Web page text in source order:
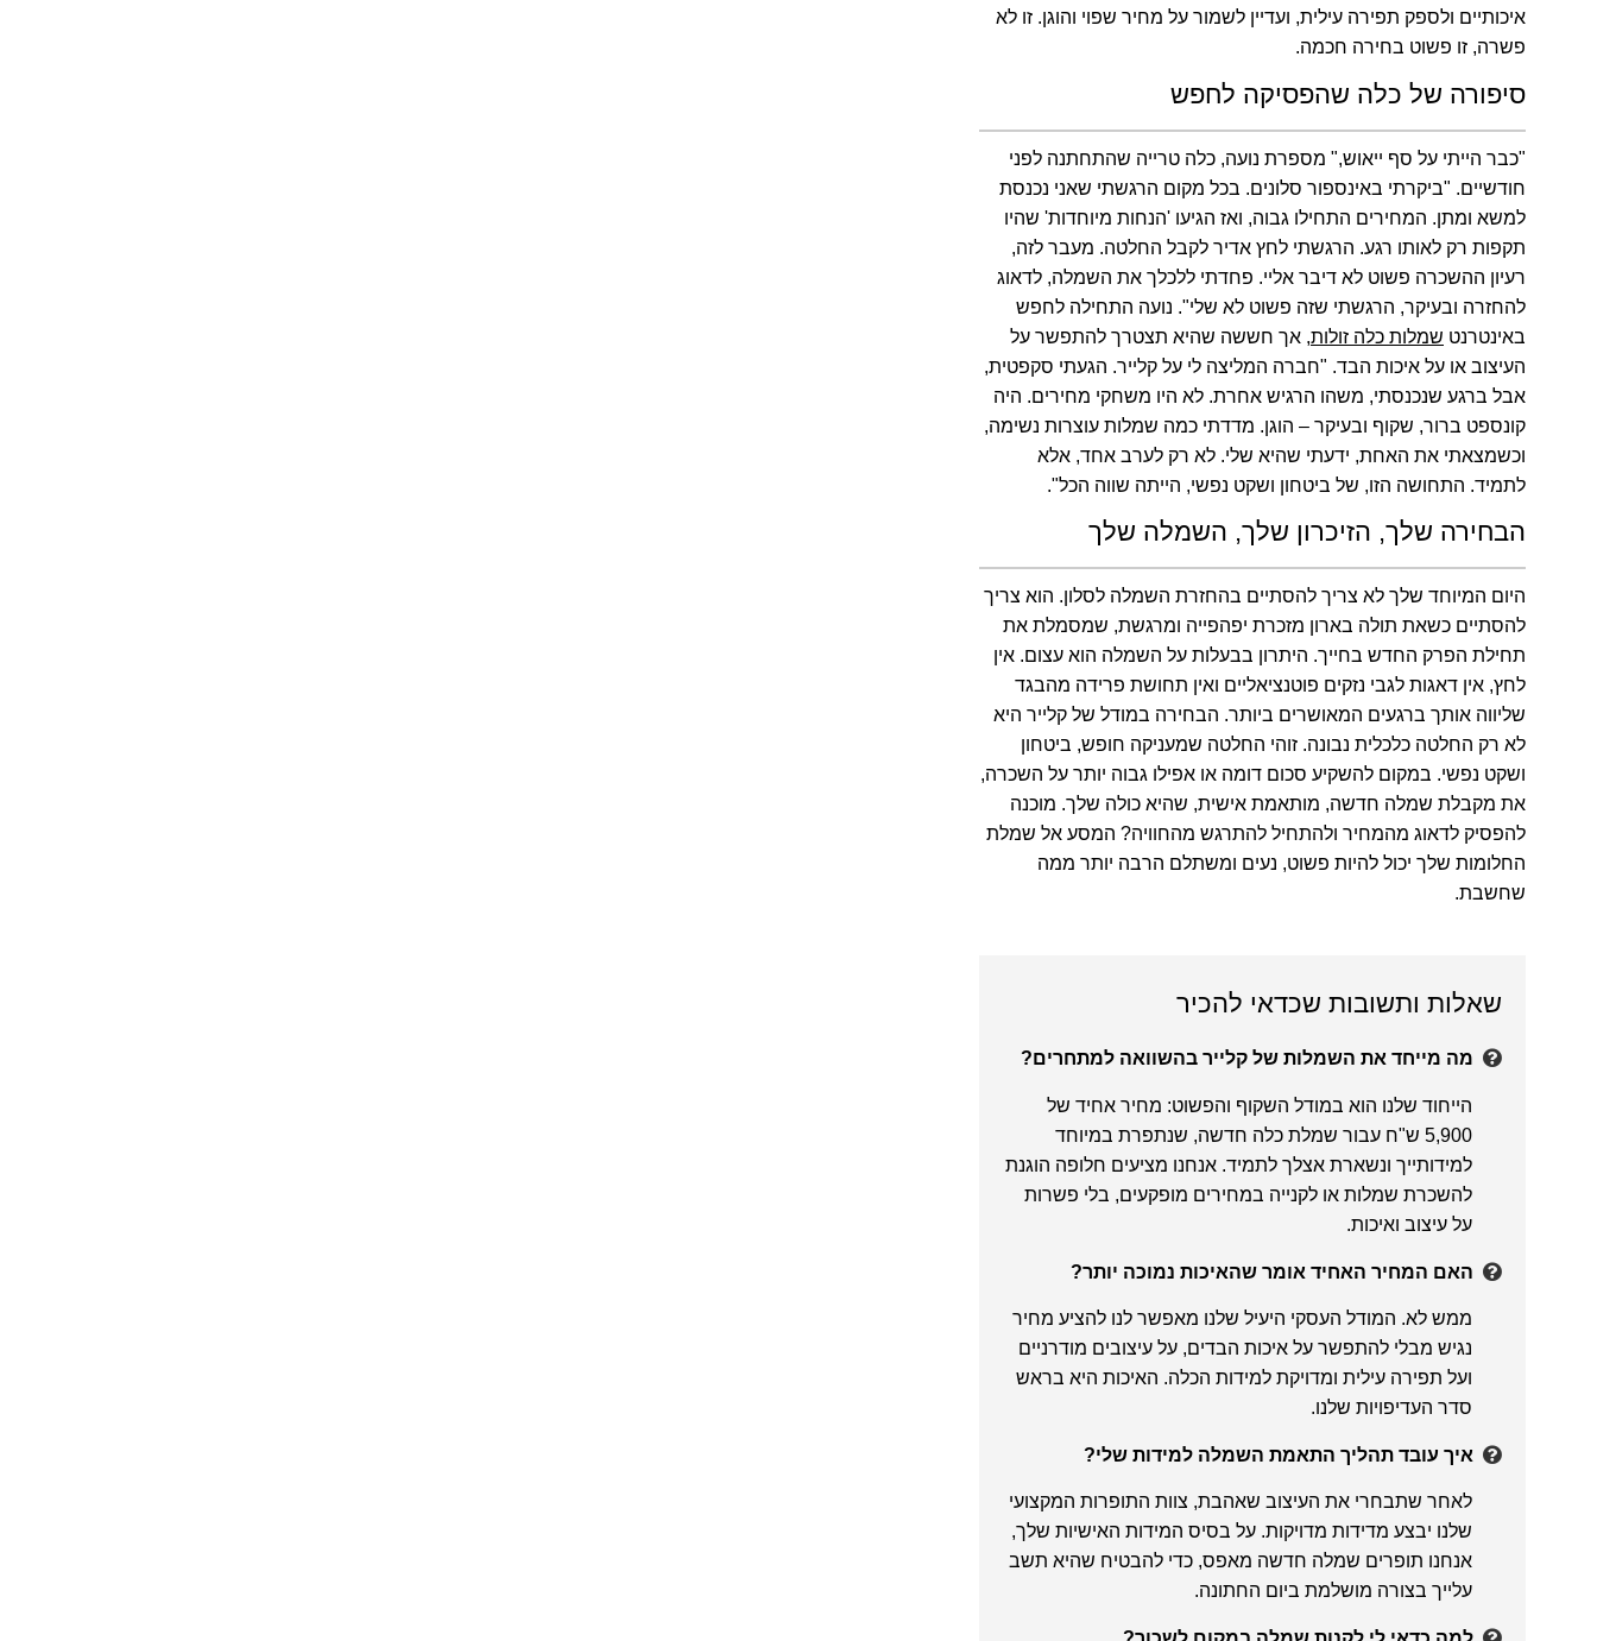
איכותיים ולספק תפירה עילית, ועדיין לשמור על מחיר שפוי והוגן. זו לא
פשרה, זו פשוט בחירה חכמה.
סיפורה של כלה שהפסיקה לחפש
"כבר הייתי על סף ייאוש," מספרת נועה, כלה טרייה שהתחתנה לפני
חודשיים. "ביקרתי באינספור סלונים. בכל מקום הרגשתי שאני נכנסת
למשא ומתן. המחירים התחילו גבוה, ואז הגיעו 'הנחות מיוחדות' שהיו
תקפות רק לאותו רגע. הרגשתי לחץ אדיר לקבל החלטה. מעבר לזה,
רעיון ההשכרה פשוט לא דיבר אליי. פחדתי ללכלך את השמלה, לדאוג
להחזרה ובעיקר, הרגשתי שזה פשוט לא שלי". נועה התחילה לחפש
באינטרנט שמלות כלה זולות, אך חששה שהיא תצטרך להתפשר על
העיצוב או על איכות הבד. "חברה המליצה לי על קלייר. הגעתי סקפטית,
אבל ברגע שנכנסתי, משהו הרגיש אחרת. לא היו משחקי מחירים. היה
קונספט ברור, שקוף ובעיקר – הוגן. מדדתי כמה שמלות עוצרות נשימה,
וכשמצאתי את האחת, ידעתי שהיא שלי. לא רק לערב אחד, אלא
לתמיד. התחושה הזו, של ביטחון ושקט נפשי, הייתה שווה הכל".
הבחירה שלך, הזיכרון שלך, השמלה שלך
היום המיוחד שלך לא צריך להסתיים בהחזרת השמלה לסלון. הוא צריך
להסתיים כשאת תולה בארון מזכרת יפהפייה ומרגשת, שמסמלת את
תחילת הפרק החדש בחייך. היתרון בבעלות על השמלה הוא עצום. אין
לחץ, אין דאגות לגבי נזקים פוטנציאליים ואין תחושת פרידה מהבגד
שליווה אותך ברגעים המאושרים ביותר. הבחירה במודל של קלייר היא
לא רק החלטה כלכלית נבונה. זוהי החלטה שמעניקה חופש, ביטחון
ושקט נפשי. במקום להשקיע סכום דומה או אפילו גבוה יותר על השכרה,
את מקבלת שמלה חדשה, מותאמת אישית, שהיא כולה שלך. מוכנה
להפסיק לדאוג מהמחיר ולהתחיל להתרגש מהחוויה? המסע אל שמלת
החלומות שלך יכול להיות פשוט, נעים ומשתלם הרבה יותר ממה
שחשבת.
שאלות ותשובות שכדאי להכיר
מה מייחד את השמלות של קלייר בהשוואה למתחרים?
הייחוד שלנו הוא במודל השקוף והפשוט: מחיר אחיד של
5,900 ש"ח עבור שמלת כלה חדשה, שנתפרת במיוחד
למידותייך ונשארת אצלך לתמיד. אנחנו מציעים חלופה הוגנת
להשכרת שמלות או לקנייה במחירים מופקעים, בלי פשרות
על עיצוב ואיכות.
האם המחיר האחיד אומר שהאיכות נמוכה יותר?
ממש לא. המודל העסקי היעיל שלנו מאפשר לנו להציע מחיר
נגיש מבלי להתפשר על איכות הבדים, על עיצובים מודרניים
ועל תפירה עילית ומדויקת למידות הכלה. האיכות היא בראש
סדר העדיפויות שלנו.
איך עובד תהליך התאמת השמלה למידות שלי?
לאחר שתבחרי את העיצוב שאהבת, צוות התופרות המקצועי
שלנו יבצע מדידות מדויקות. על בסיס המידות האישיות שלך,
אנחנו תופרים שמלה חדשה מאפס, כדי להבטיח שהיא תשב
עלייך בצורה מושלמת ביום החתונה.